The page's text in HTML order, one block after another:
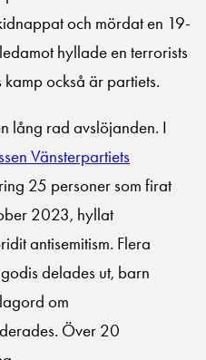
och mördat en 19-
hyllade en terrorists
också är partiets.
lång rad avslöjanden. I
Vänsterpartiets
25 personer som firat
2023, hyllat
antisemitism. Flera
delades ut, barn
om
Över 20